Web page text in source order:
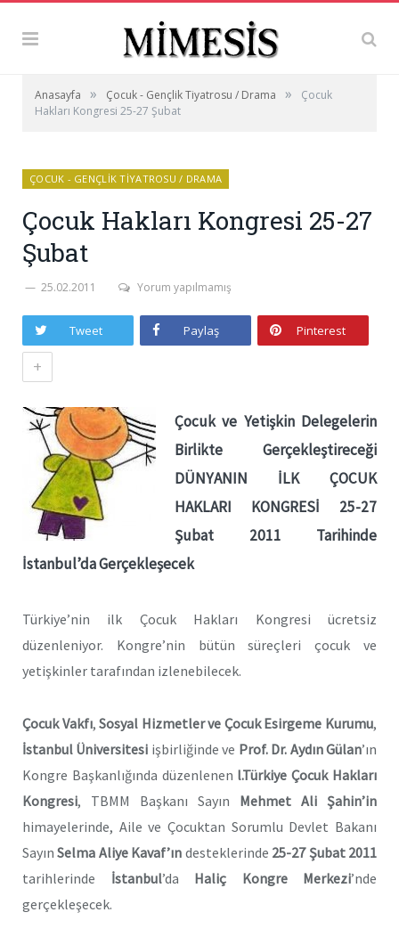
Anasayfa » Çocuk - Gençlik Tiyatrosu / Drama »
Çocuk
Hakları Kongresi 25-27 Şubat
ÇOCUK - GENÇLIK TIYATROSU / DRAMA
Çocuk Hakları Kongresi 25-27
Şubat
25.02.2011 Yorum yapılmamış
Tweet Paylaş Pinterest
+
Çocuk ve Yetişkin Delegelerin
Birlikte Gerçekleştireceği
DÜNYANIN İLK ÇOCUK
HAKLARI KONGRESİ 25-27
Şubat 2011 Tarihinde
İstanbul’da Gerçekleşecek
Türkiye’nin ilk Çocuk Hakları Kongresi ücretsiz
düzenleniyor. Kongre’nin bütün süreçleri çocuk ve
yetişkinler tarafından izlenebilecek.
Çocuk Vakfı,Sosyal Hizmetler ve Çocuk Esirgeme Kurumu,
İstanbul Üniversitesi işbirliğinde ve Prof. Dr. Aydın Gülan’ın
Kongre Başkanlığında düzenlenen l.Türkiye Çocuk Hakları
Kongresi, TBMM Başkanı Sayın Mehmet Ali Şahin’in
himayelerinde, Aile ve Çocuktan Sorumlu Devlet Bakanı
Sayın Selma Aliye Kavaf’ın desteklerinde 25-27 Şubat 2011
tarihlerinde İstanbul’da Haliç Kongre Merkezi’nde
gerçekleşecek.